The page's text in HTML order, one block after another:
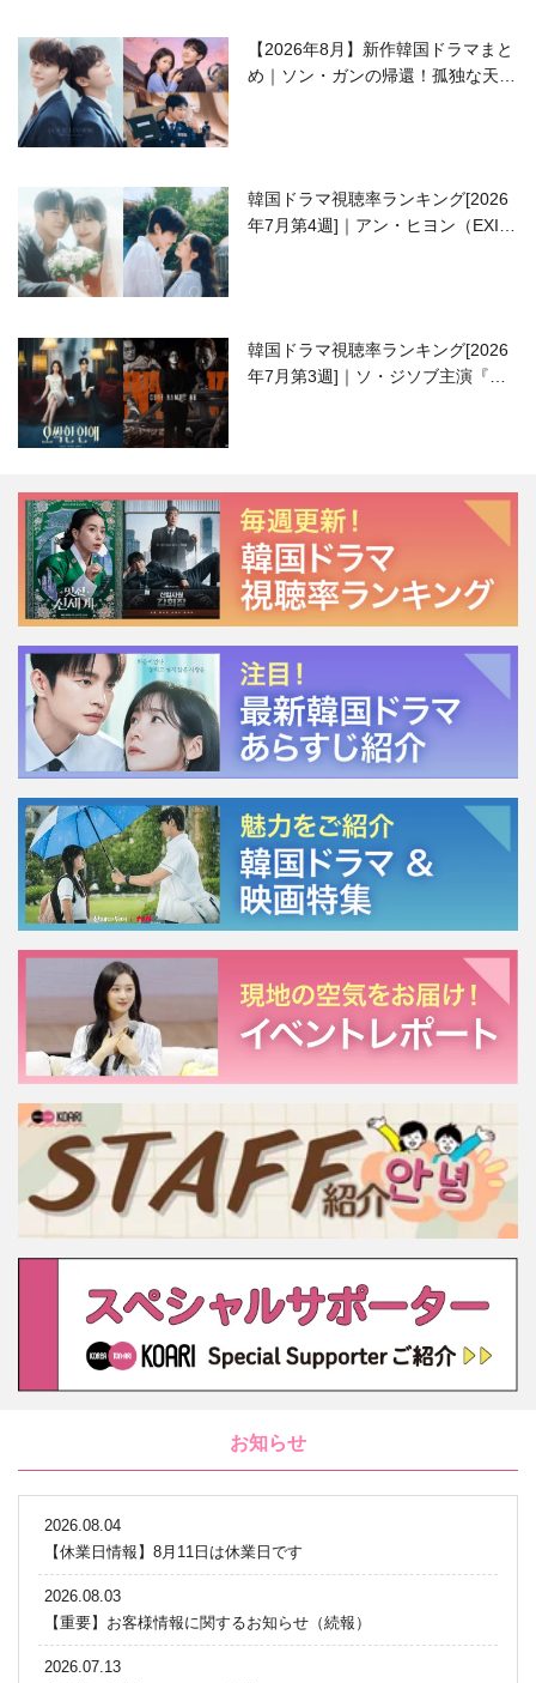
【2026年8月】新作韓国ドラマまと
め｜ソン・ガンの帰還！孤独な天才
韓国ドラマ視聴率ランキング[2026
年7月第4週]｜アン・ヒヨン（EXID
韓国ドラマ視聴率ランキング[2026
年7月第3週]｜ソ・ジソブ主演『エ
お知らせ
2026.08.04
【休業日情報】8月11日は休業日です
2026.08.03
【重要】お客様情報に関するお知らせ（続報）
2026.07.13